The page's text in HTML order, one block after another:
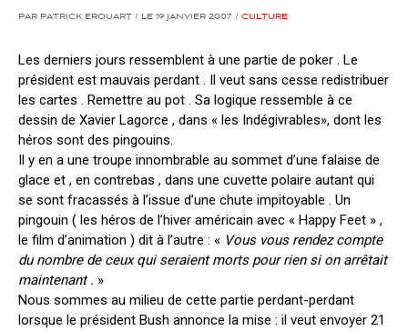
PAR PATRICK EROUART / LE 19 JANVIER 2007 / CULTURE
Les derniers jours ressemblent à une partie de poker . Le
président est mauvais perdant . Il veut sans cesse redistribuer
les cartes . Remettre au pot . Sa logique ressemble à ce
dessin de Xavier Lagorce , dans « les Indégivrables», dont les
héros sont des pingouins.
Il y en a une troupe innombrable au sommet d’une falaise de
glace et , en contrebas , dans une cuvette polaire autant qui
se sont fracassés à l’issue d’une chute impitoyable . Un
pingouin ( les héros de l’hiver américain avec « Happy Feet » ,
le film d’animation ) dit à l’autre : « Vous vous rendez compte
du nombre de ceux qui seraient morts pour rien si on arrêtait
maintenant . »
Nous sommes au milieu de cette partie perdant-perdant
lorsque le président Bush annonce la mise : il veut envoyer 21